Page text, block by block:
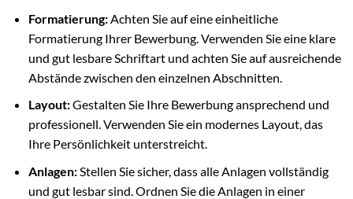
Formatierung:Achten Sie auf eine einheitliche
Formatierung Ihrer Bewerbung. Verwenden Sie eine klare
und gut lesbare Schriftart und achten Sie auf ausreichende
Abstände zwischen den einzelnen Abschnitten.
Layout:Gestalten Sie Ihre Bewerbung ansprechend und
professionell. Verwenden Sie ein modernes Layout, das
Ihre Persönlichkeit unterstreicht.
Anlagen:Stellen Sie sicher, dass alle Anlagen vollständig
und gut lesbar sind. Ordnen Sie die Anlagen in einer